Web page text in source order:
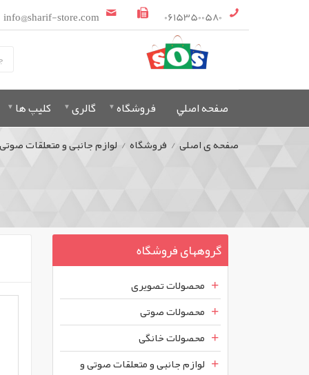
06153500580
info@sharif-store.com
صفحه اصلي فروشگاه گالری کلیپ ها
صفحه ی اصلی / فروشگاه / لوازم جانبی و متعلقات
گروههای فروشگاه
محصولات تصویری
محصولات صوتی
محصولات خانگی
لوازم جانبی و متعلقات صوتی و